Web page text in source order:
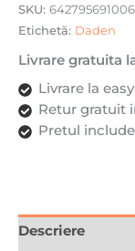
Gri
titan
SKU:
Etichetă: Daden
Livrare gratuita
Livrare la
Retur gratuit
Pretul
Descriere